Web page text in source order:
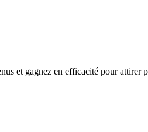
et gagnez en efficacité pour attirer